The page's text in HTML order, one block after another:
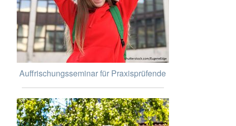
Auffrischungsseminar für Praxisprüfende